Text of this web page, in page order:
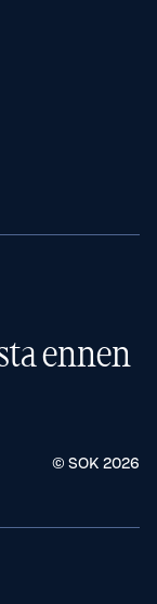
ennen
© SOK 2026